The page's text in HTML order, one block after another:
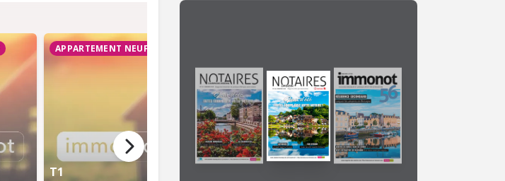
APPARTEMENT NEUF
T1